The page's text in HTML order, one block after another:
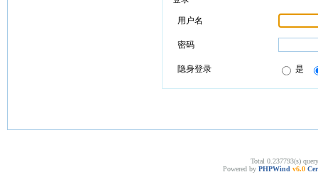
用户名
密码
隐身登录 是
Total 0.237793(s)
Powered by PHPWind v6.0